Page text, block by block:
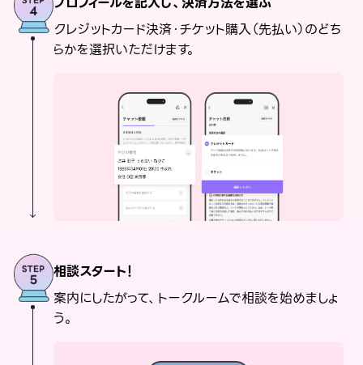
クレジットカード決済・チケット購入（先払い）のどち
らかを選択いただけます。
相談スタート！
案内にしたがって、トークルームで相談を始めましょ
う。